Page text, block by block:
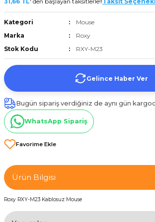
Kategori
Mouse
Marka
Roxy
Stok Kodu
RXY-M23
Gelince Haber Ver
Bugün sipariş verdiğiniz de aynı gün
WhatsApp Sipariş
Ürün Bilgisi
Roxy RXY-M23 Kablosuz Mouse